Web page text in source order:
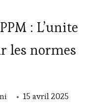
: L’unite
les normes
15 avril 2025